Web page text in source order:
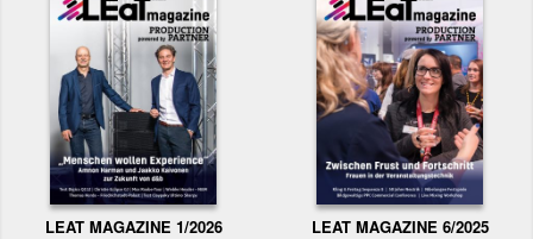
LEAT MAGAZINE 1/2026 LEAT MAGAZINE 6/2025